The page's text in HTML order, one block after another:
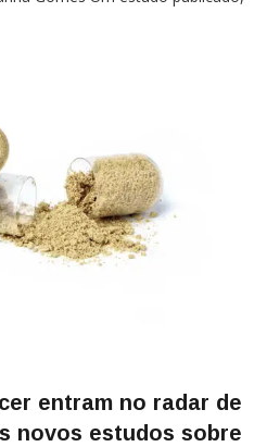
entram no radar de
novos estudos sobre